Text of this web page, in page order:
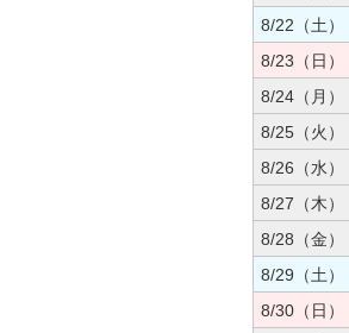
8/22（土）
8/23（日）
8/24（月）
8/25（火）
8/26（水）
8/27（木）
8/28（金）
8/29（土）
8/30（日）